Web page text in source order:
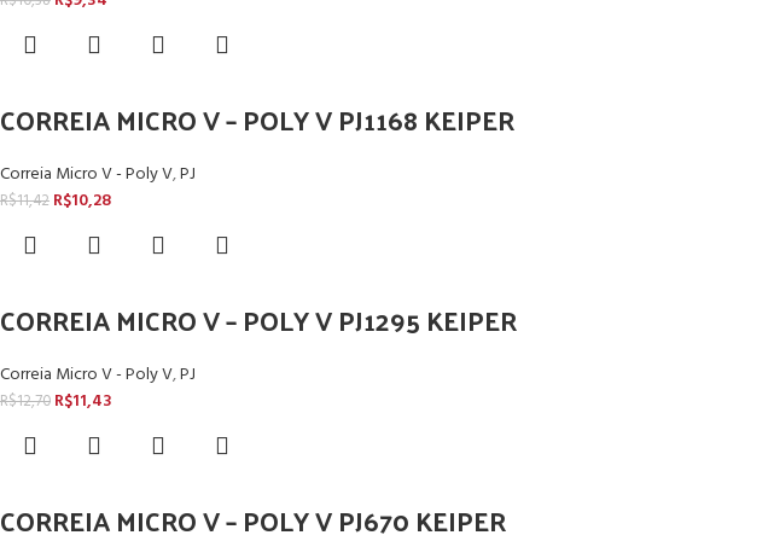
CORREIA MICRO V – POLY V PJ1168 KEIPER
Correia Micro V - Poly V,PJ
R$11,42 R$10,28
CORREIA MICRO V – POLY V PJ1295 KEIPER
Correia Micro V - Poly V,PJ
R$12,70 R$11,43
CORREIA MICRO V – POLY V PJ670 KEIPER